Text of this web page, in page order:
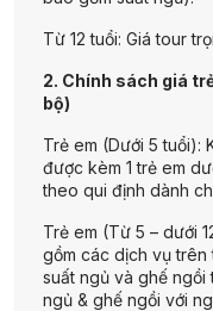
Từ 12 tuổi: Giá tour
2. Chính sách giá
bộ)
Trẻ em (Dưới 5 tuổi):
được kèm 1 trẻ em
theo qui định dành
Trẻ em (Từ 5 – dưới
gồm các dịch vụ
suất ngủ và ghế
ngủ & ghế ngồi với